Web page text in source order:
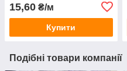
15,60 ₴/м
Купити
Подібні товари компанії